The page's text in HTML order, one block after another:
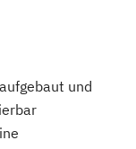
und